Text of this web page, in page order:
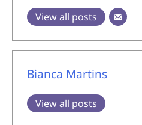
View all posts
Bianca Martins
View all posts